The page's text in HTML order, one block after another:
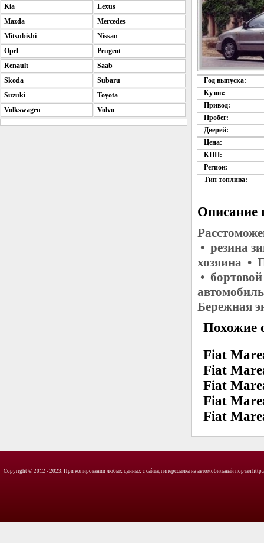
Год выпуска:
Кузов:
Привод:
Пробег:
Дверей:
Цена:
КПП:
Регион:
Тип топлива:
Описание
• резина
хозяина •
•
Бережная
Похожие
Fiat
Fiat
Fiat
Fiat
Fiat
Kia
Lexus
Mazda
Mercedes
Mitsubishi
Nissan
Opel
Peugeot
Renault
Saab
Skoda
Subaru
Suzuki
Toyota
Volkswagen
Volvo
Copyright © 2012 - 2023. При копировании любых данных с сайта, гиперссылка на автомобильный портал